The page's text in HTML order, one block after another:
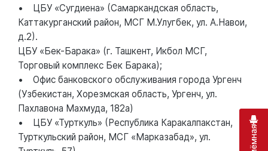
• ЦБУ «Сугдиена» (Самаркандская область,
Каттакурганский район, МСГ М.Улугбек, ул. А.Навои,
д.2).
ЦБУ «Бек-Барака» (г. Ташкент, Икбол МСГ,
Торговый комплекс Бек Барака);
• Офис банковского обслуживания города Ургенч
(Узбекистан, Хорезмская область, Ургенч, ул.
Пахлавона Махмуда, 182а)
• ЦБУ «Турткуль» (Республика Каракалпакстан,
Турткульский район, МСГ «Марказабад», ул.